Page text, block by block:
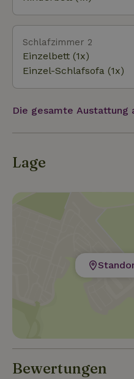
von Wander-, Fahrrad-
Schlafzimmer 2
Einzelbett (1x)
Einzel-Schlafsofa (1x)
Die gesamte Austattung
Lage
Bewertungen